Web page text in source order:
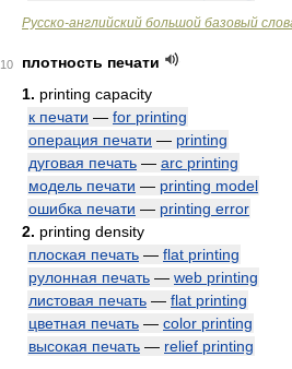
Русско-английский большой базовый
10
плотность печати
1. printing capacity
к печати — for printing
операция печати — printing
дуговая печать — arc printing
модель печати — printing model
ошибка печати — printing error
2. printing density
плоская печать — flat printing
рулонная печать — web printing
листовая печать — flat printing
цветная печать — color printing
высокая печать — relief printing